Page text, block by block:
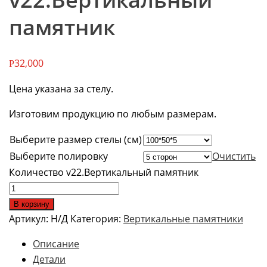
памятник
Р32,000
Цена указана за стелу.
Изготовим продукцию по любым размерам.
Выберите размер стелы (см)
Выберите полировку
Очистить
Количество v22.Вертикальный памятник
В корзину
Артикул: Н/Д Категория: Вертикальные памятники
Описание
Детали